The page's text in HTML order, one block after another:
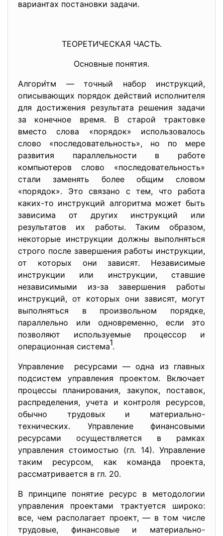
вариантах постановки задачи.
ТЕОРЕТИЧЕСКАЯ ЧАСТЬ.
Основные понятия.
Алгори́тм — точный набор инструкций,
описывающих порядок действий исполнителя
для достижения результата решения задачи
за конечное время. В старой трактовке
вместо слова «порядок» использовалось
слово «последовательность», но по мере
развития параллельности в работе
компьютеров слово «последовательность»
стали заменять более общим словом
«порядок». Это связано с тем, что работа
каких-то инструкций алгоритма может быть
зависима от других инструкций или
результатов их работы. Таким образом,
некоторые инструкции должны выполняться
строго после завершения работы инструкции,
от которых они зависят. Независимые
инструкции или инструкции, ставшие
независимыми из-за завершения работы
инструкций, от которых они зависят, могут
выполняться в произвольном порядке,
параллельно или одновременно, если это
позволяют используемые процессор и
операционная система1.
Управление ресурсами — одна из главных
подсистем управления проектом. Включает
процессы планирования, закупок, поставок,
распределения, учета и контроля ресурсов,
обычно трудовых и материально-
технических. Управление финансовыми
ресурсами осуществляется в рамках
управления стоимостью (гл. 14). Управление
таким ресурсом, как команда проекта,
рассматривается в гл. 20.
В принципе понятие ресурс в методологии
управления проектами трактуется широко:
все, чем располагает проект, — в том числе
трудовые, финансовые и материально-